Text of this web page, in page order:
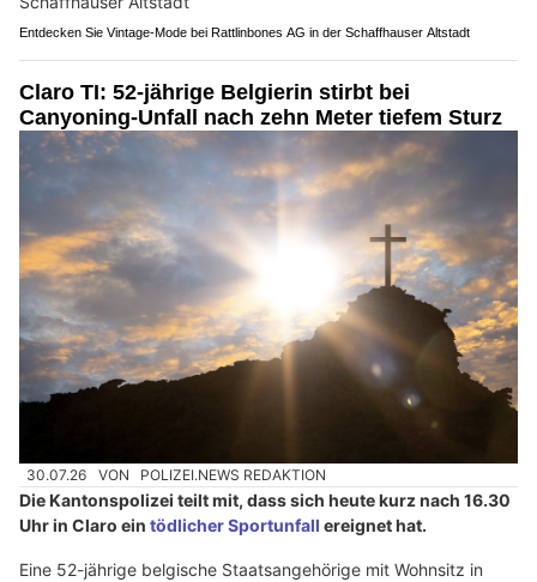
Entdecken Sie Vintage-Mode bei Rattlinbones AG in der Schaffhauser Altstadt
Claro TI: 52-jährige Belgierin stirbt bei
Canyoning-Unfall nach zehn Meter tiefem Sturz
30.07.26 VON POLIZEI.NEWS REDAKTION
Die Kantonspolizei teilt mit, dass sich heute kurz nach 16.30
Uhr in Claro ein tödlicher Sportunfall ereignet hat.
Eine 52-jährige belgische Staatsangehörige mit Wohnsitz in